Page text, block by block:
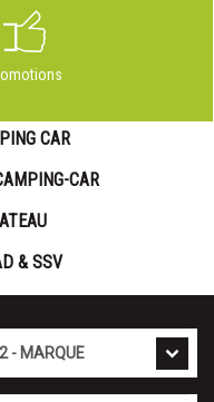
CAR
CAR
& SSV